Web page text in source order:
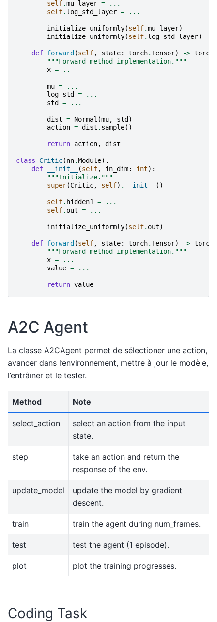
self.mu_layer =
...
self. log_std_layer = ...
initialize_uniformly(self.mu_layer)
initialize_uniformly(self. log_std_layer)
def forward (self, state: torch.Tensor) -> torch
"""Forward method implementation."""
x = ..
mu =
...
log_std
=
...
std
= ...
dist = Normal (mu, std )
action = dist . sample()
return action, dist
class Critic(nn.Module):
def
__init__ (self, in_dim: int):
"""Initialize."""
super(Critic, self) . __init__ ()
self. hidden1 =
...
self. out = ...
initialize_uniformly(self. out)
def forward (self, state: torch.Tensor) -> torch
"""Forward method implementation."""
x =
...
value = ...
return value
A2C Agent
La classe A2CAgent permet de sélectioner une action,
avancer dans l’environnement, mettre à jour le modèle,
l’entrâiner et le tester.
Method Note
select_action
select an action from the input
state.
step
take an action and return the
response of the env.
update_model
update the model by gradient
descent.
train train the agent during num_frames.
test test the agent (1 episode).
plot plot the training progresses.
Coding Task